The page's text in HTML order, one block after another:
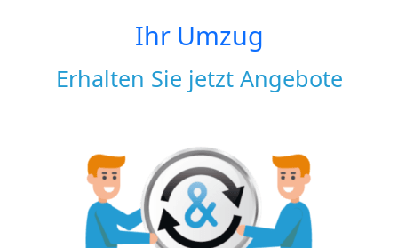
Ihr Umzug
Erhalten Sie jetzt Angebote